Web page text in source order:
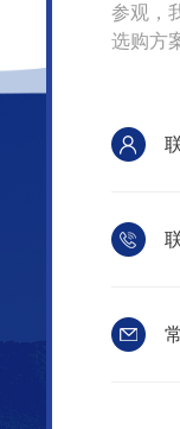
参观，
选购方